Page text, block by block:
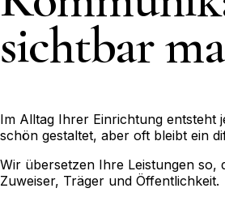
sichtbar
Im Alltag Ihrer Einrichtung entsteht
schön gestaltet, aber oft bleibt ein
Wir übersetzen Ihre Leistungen so,
Zuweiser, Träger und Öffentlichkeit.